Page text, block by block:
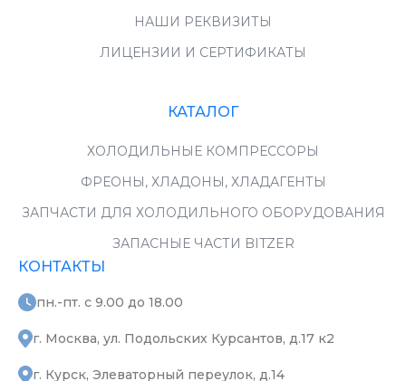
НАШИ РЕКВИЗИТЫ
ЛИЦЕНЗИИ И СЕРТИФИКАТЫ
КАТАЛОГ
ХОЛОДИЛЬНЫЕ КОМПРЕССОРЫ
ФРЕОНЫ, ХЛАДОНЫ, ХЛАДАГЕНТЫ
ЗАПЧАСТИ ДЛЯ ХОЛОДИЛЬНОГО ОБОРУДОВАНИЯ
ЗАПАСНЫЕ ЧАСТИ BITZER
КОНТАКТЫ
пн.-пт. с 9.00 до 18.00
г. Москва, ул. Подольских Курсантов, д.17 к2
г. Курск, Элеваторный переулок, д.14